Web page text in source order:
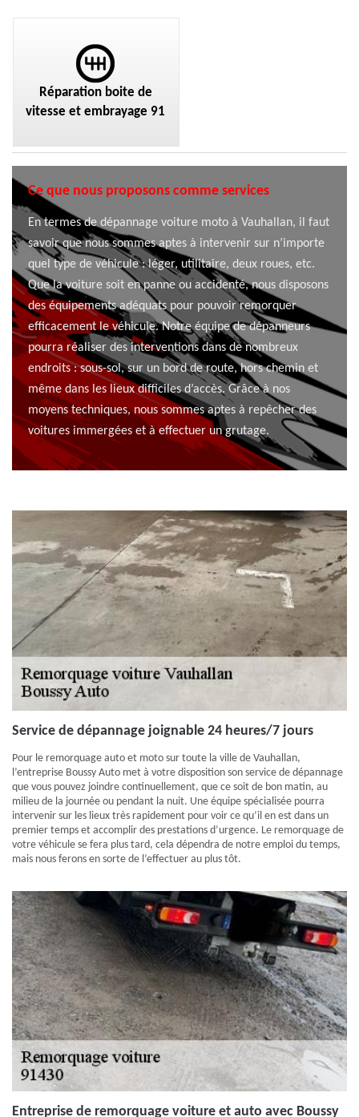
Réparation boite de
vitesse et embrayage 91
Ce que nous proposons comme services
En termes de dépannage voiture moto à Vauhallan, il faut
savoir que nous sommes aptes à intervenir sur n’importe
quel type de véhicule : léger, utilitaire, deux roues, etc.
Que la voiture soit en panne ou accidenté, nous disposons
des équipements adéquats pour pouvoir remorquer
efficacement le véhicule. Notre équipe de dépanneurs
pourra réaliser des interventions dans de nombreux
endroits : sous-sol, sur un bord de route, hors chemin et
même dans les lieux difficiles d’accès. Grâce à nos
moyens techniques, nous sommes aptes à repêcher des
voitures immergées et à effectuer un grutage.
Service de dépannage joignable 24 heures/7 jours
Pour le remorquage auto et moto sur toute la ville de Vauhallan,
l’entreprise Boussy Auto met à votre disposition son service de dépannage
que vous pouvez joindre continuellement, que ce soit de bon matin, au
milieu de la journée ou pendant la nuit. Une équipe spécialisée pourra
intervenir sur les lieux très rapidement pour voir ce qu’il en est dans un
premier temps et accomplir des prestations d’urgence. Le remorquage de
votre véhicule se fera plus tard, cela dépendra de notre emploi du temps,
mais nous ferons en sorte de l’effectuer au plus tôt.
Entreprise de remorquage voiture et auto avec Boussy